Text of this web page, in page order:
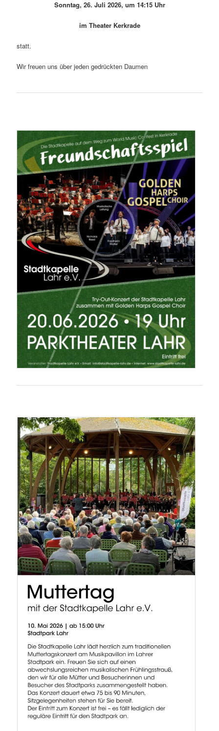
Sonntag, 26. Juli 2026, um 14:15 Uhr
im Theater Kerkrade
statt.
Wir freuen uns über jeden gedrückten Daumen